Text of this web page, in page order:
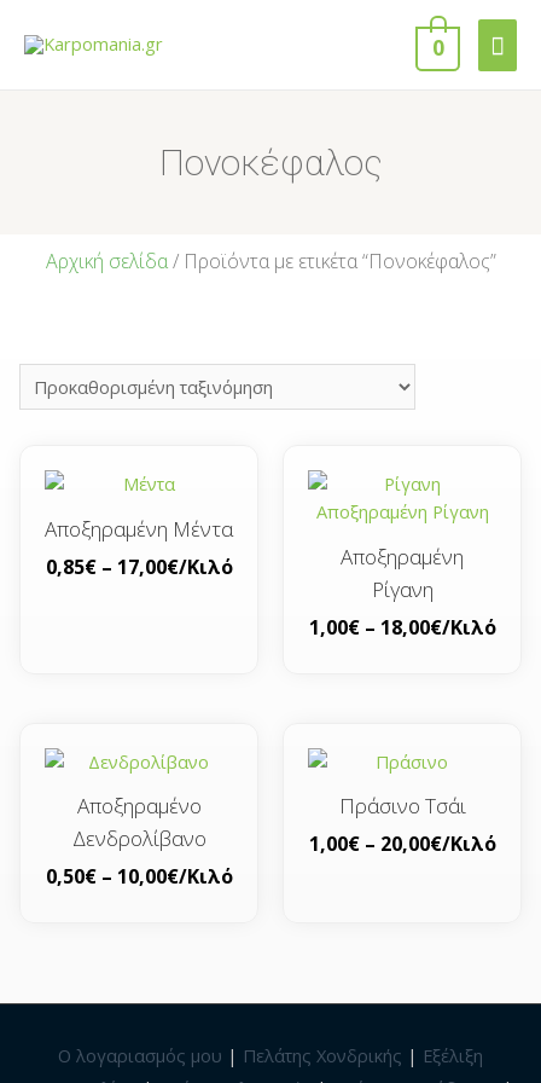
0
Πονοκέφαλος
Αρχική σελίδα/ Προϊόντα με ετικέτα “Πονοκέφαλος”
Αποξηραμένη Μέντα
0,85€ – 17,00€/Κιλό
Αποξηραμένη
Ρίγανη
1,00€ – 18,00€/Κιλό
Αποξηραμένο
Δενδρολίβανο
0,50€ – 10,00€/Κιλό
Πράσινο Τσάι
1,00€ – 20,00€/Κιλό
Ο λογαριασμός μου | Πελάτης Χονδρικής | Εξέλιξη